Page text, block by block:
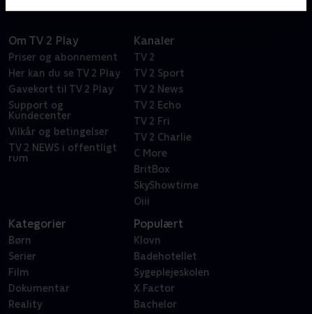
Om TV 2 Play
Priser og abonnement
Her kan du se TV 2 Play
Gavekort til TV 2 Play
Support og
Kundecenter
Vilkår og betingelser
TV 2 NEWS i offentligt
rum
Kanaler
TV 2
TV 2 Sport
TV 2 News
TV 2 Echo
TV 2 Fri
TV 2 Charlie
C More
BritBox
SkyShowtime
Oiii
Kategorier
Børn
Serier
Film
Dokumentar
Reality
Populært
Klovn
Badehotellet
Sygeplejeskolen
X Factor
Bachelor